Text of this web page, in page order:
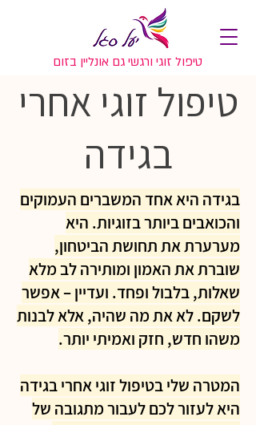
טיפול זוגי ורגשי גם אונליין בזום
טיפול זוגי אחרי
בגידה
בגידה היא אחד המשברים העמוקים
והכואבים ביותר בזוגיות. היא
מערערת את תחושת הביטחון,
שוברת את האמון ומותירה לב מלא
שאלות, בלבול ופחד. ועדיין – אפשר
לשקם. לא את מה שהיה, אלא לבנות
משהו חדש, חזק ואמיתי יותר.
המטרה שלי בטיפול זוגי אחרי בגידה
היא לעזור לכם לעבור מתגובה של